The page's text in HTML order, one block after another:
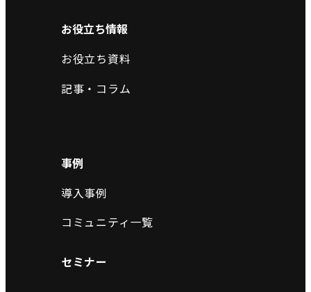
お役立ち情報
お役立ち資料
記事・コラム
事例
導入事例
コミュニティ一覧
セミナー